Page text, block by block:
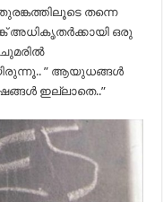
തന്നെ
അധികൃതര്‍ക്കായി ഒരു
” ആയുധങ്ങള്‍
ഇല്ലാതെ..”